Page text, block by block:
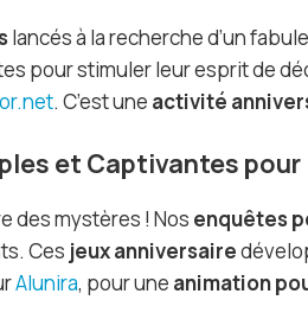
lancés à la recherche d’un
pour stimuler leur esprit de
. C’est une activité
et Captivantes
des mystères ! Nos enquêtes
Ces jeux anniversaire
Alunira, pour une animation